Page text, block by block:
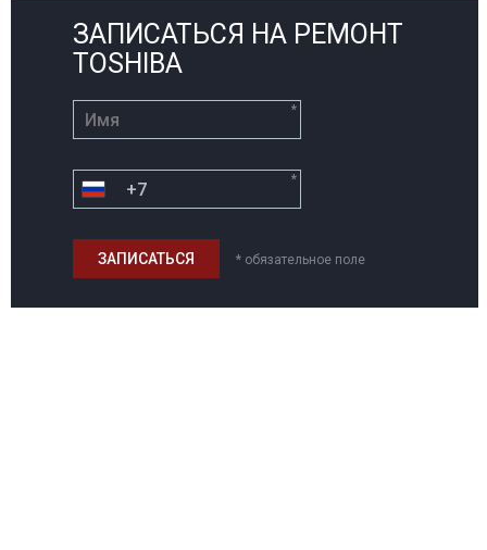
ЗАПИСАТЬСЯ НА РЕМОНТ
TOSHIBA
*
*
* обязательное поле